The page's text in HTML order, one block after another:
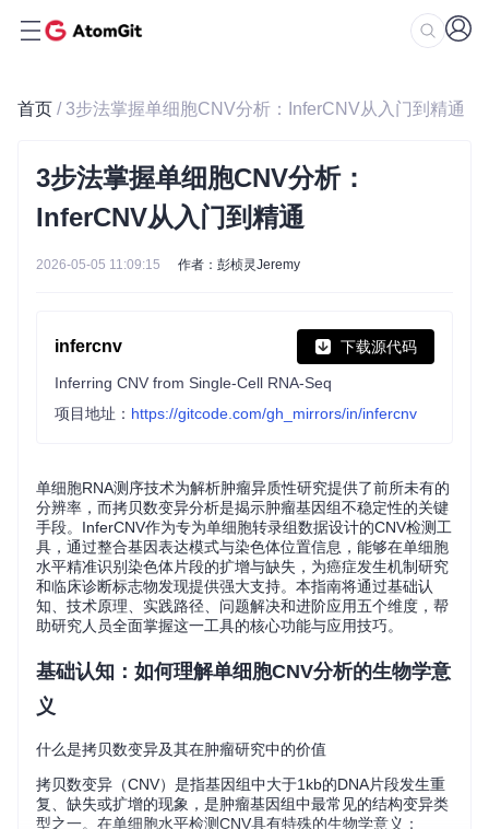
首页 / 3步法掌握单细胞CNV分析：InferCNV从入门到精通
3步法掌握单细胞CNV分析：
InferCNV从入门到精通
2026-05-05 11:09:15 作者：彭桢灵Jeremy
infercnv 下载源代码
Inferring CNV from Single-Cell RNA-Seq
项目地址： https://gitcode.com/gh_mirrors/in/infercnv
单细胞RNA测序技术为解析肿瘤异质性研究提供了前所未有的
分辨率，而拷贝数变异分析是揭示肿瘤基因组不稳定性的关键
手段。InferCNV作为专为单细胞转录组数据设计的CNV检测工
具，通过整合基因表达模式与染色体位置信息，能够在单细胞
水平精准识别染色体片段的扩增与缺失，为癌症发生机制研究
和临床诊断标志物发现提供强大支持。本指南将通过基础认
知、技术原理、实践路径、问题解决和进阶应用五个维度，帮
助研究人员全面掌握这一工具的核心功能与应用技巧。
基础认知：如何理解单细胞CNV分析的生物学意
义
什么是拷贝数变异及其在肿瘤研究中的价值
拷贝数变异（CNV）是指基因组中大于1kb的DNA片段发生重
复、缺失或扩增的现象，是肿瘤基因组中最常见的结构变异类
型之一。在单细胞水平检测CNV具有特殊的生物学意义：